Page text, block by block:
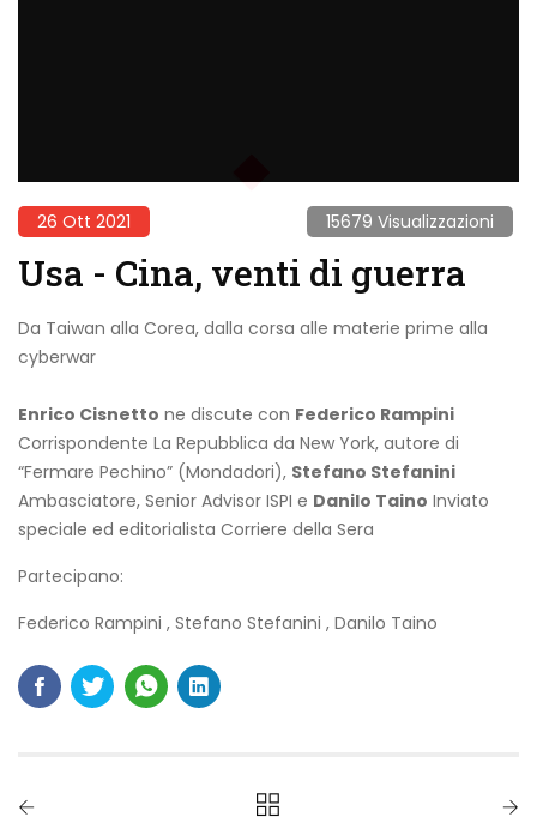
26 Ott 2021 15679 Visualizzazioni
Usa - Cina, venti di guerra
Da Taiwan alla Corea, dalla corsa alle materie prime alla
cyberwar
Enrico Cisnetto ne discute con Federico Rampini
Corrispondente La Repubblica da New York, autore di
“Fermare Pechino” (Mondadori), Stefano Stefanini
Ambasciatore, Senior Advisor ISPI e Danilo Taino Inviato
speciale ed editorialista Corriere della Sera
Partecipano:
Federico Rampini , Stefano Stefanini , Danilo Taino